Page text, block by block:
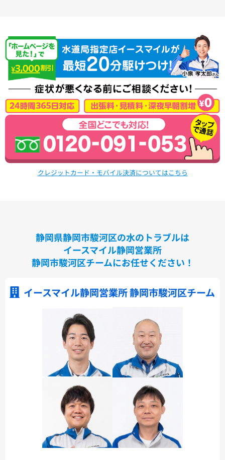
クレジットカード・モバイル決済についてはこちら
静岡県静岡市駿河区の水のトラブルは
イースマイル静岡営業所
静岡市駿河区チームにお任せください！
イースマイル静岡営業所 静岡市駿河区チーム